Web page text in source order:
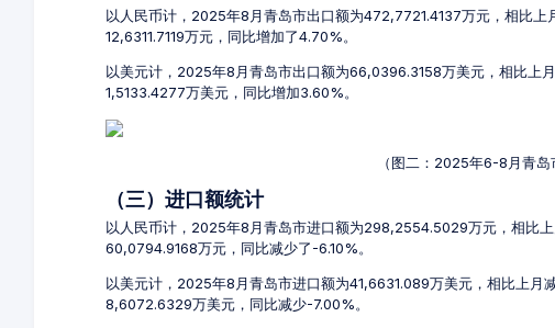
以人民币计，2025年8月青岛市出口额为472,7721.4137万元，相比
12,6311.7119万元，同比增加了4.70%。
以美元计，2025年8月青岛市出口额为66,0396.3158万美元，相比上
1,5133.4277万美元，同比增加3.60%。
（图二：2025年6-8月青岛
（三）进口额统计
以人民币计，2025年8月青岛市进口额为298,2554.5029万元，相比
60,0794.9168万元，同比减少了-6.10%。
以美元计，2025年8月青岛市进口额为41,6631.089万美元，相比上月
8,6072.6329万美元，同比减少-7.00%。